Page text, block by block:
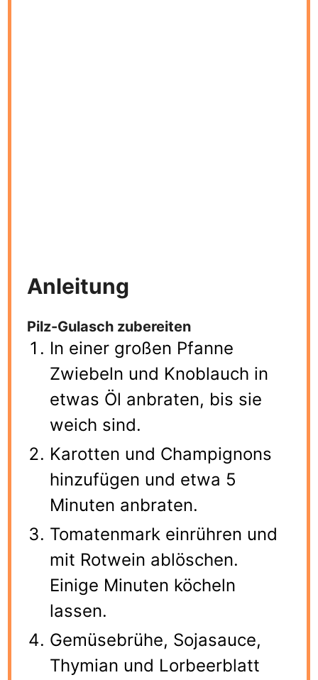
Anleitung
Pilz-Gulasch zubereiten
In einer großen Pfanne
Zwiebeln und Knoblauch in
etwas Öl anbraten, bis sie
weich sind.
Karotten und Champignons
hinzufügen und etwa 5
Minuten anbraten.
Tomatenmark einrühren und
mit Rotwein ablöschen.
Einige Minuten köcheln
lassen.
Gemüsebrühe, Sojasauce,
Thymian und Lorbeerblatt